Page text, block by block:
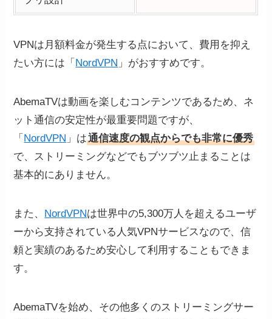
お客様情報を入力して、「クレジットカー
STEP
メールアドレスにきたリンク
VPNは月額料金が発生する点において、費用を抑え
たい方には「 NordVPN 」がおすすめです。
AbemaTVは動画を楽しむコンテンツであるため、ネ
ット通信の安定性が最重要問題ですが、
「 NordVPN 」は通信速度の観点からでも非常に優秀
で、ストリーミングなどでもブツブツ止まることは
基本的にありません。
また、 NordVPNは世界中の5,300万人を超えるユーザ
ーから支持されている人気VPNサービスなので、信
頼と実績のあるため安心して利用することもできま
す。
AbemaTVを始め、その他多くのストリーミングサー